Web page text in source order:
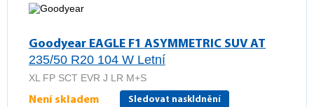
Goodyear EAGLE F1 ASYMMETRIC SUV AT
235/50 R20 104 W Letní
XL FP SCT EVR J LR M+S
Není skladem Sledovat naskldnění